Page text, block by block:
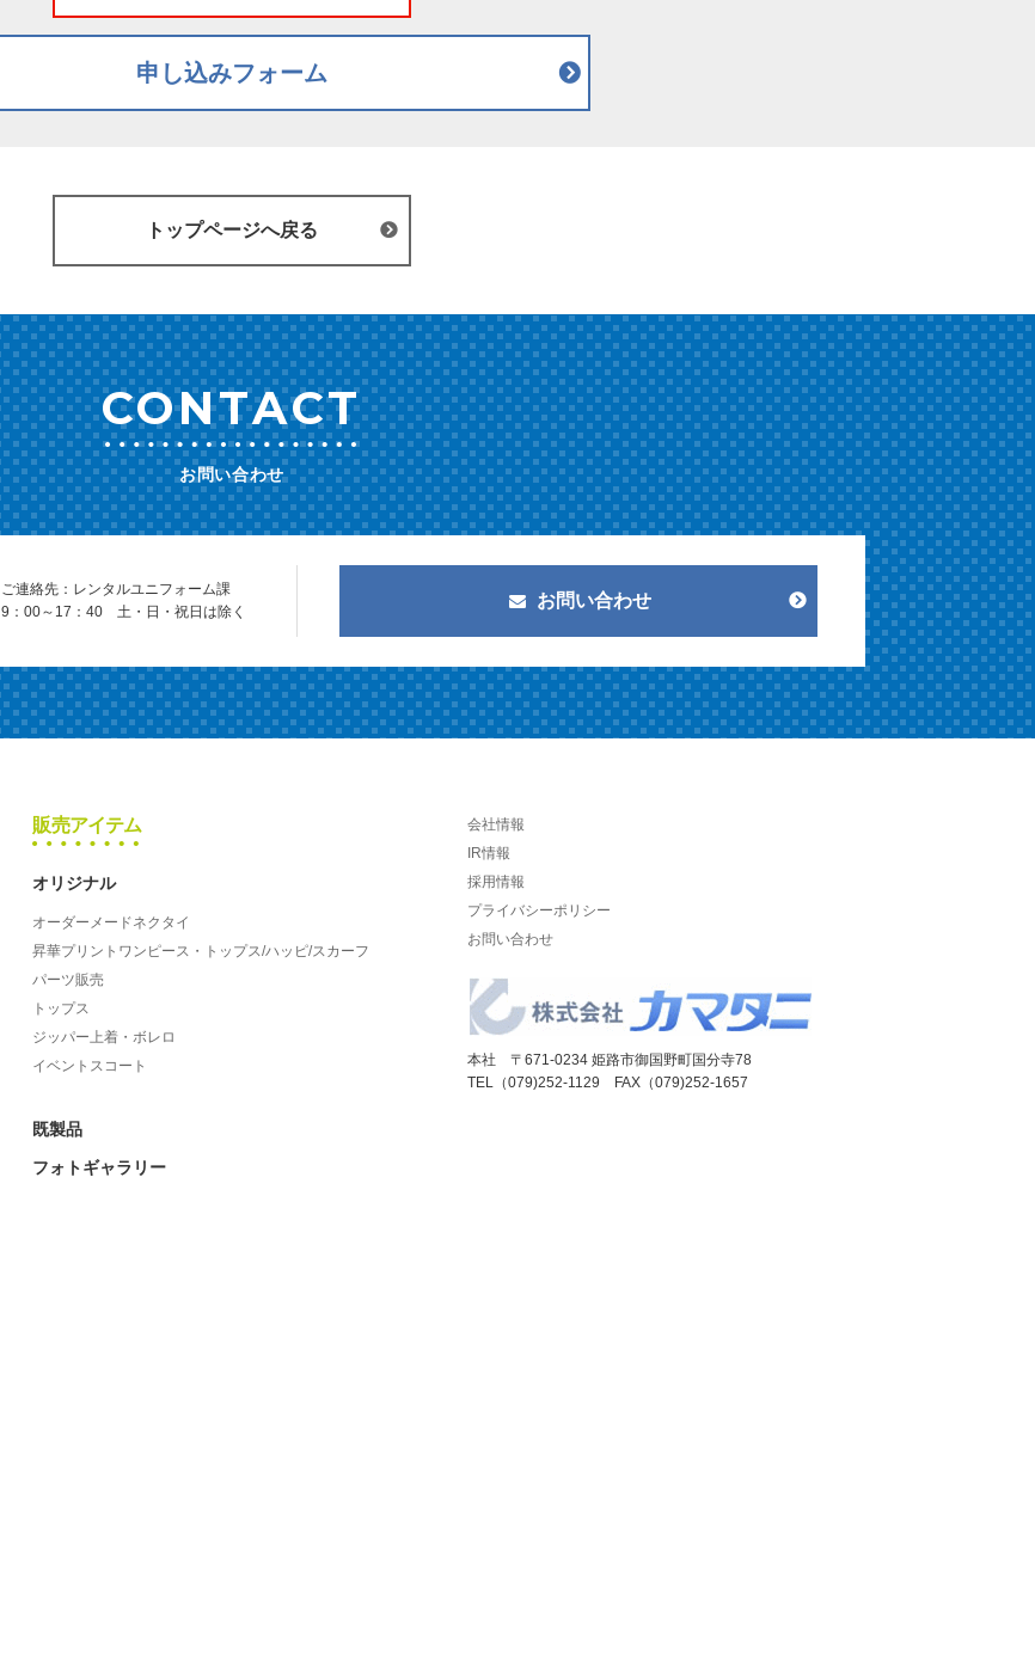
申し込みフォーム
トップページへ戻る
CONTACT
お問い合わせ
ご連絡先：レンタルユニフォーム課
9：00～17：40 土・日・祝日は除く
お問い合わせ
販売アイテム
オリジナル
オーダーメードネクタイ
昇華プリントワンピース・トップス/ハッピ/スカーフ
パーツ販売
トップス
ジッパー上着・ボレロ
イベントスコート
既製品
フォトギャラリー
会社情報
IR情報
採用情報
プライバシーポリシー
お問い合わせ
本社 〒671-0234 姫路市御国野町国分寺78
TEL（079)252-1129 FAX（079)252-1657